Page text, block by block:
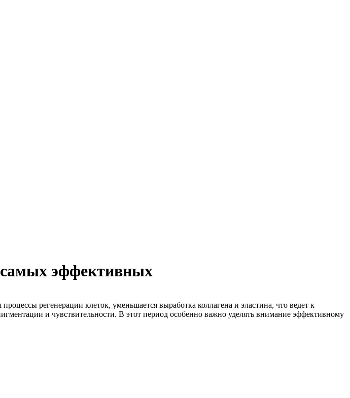
эффективных
регенерации клеток, уменьшается выработка коллагена и эластина, что ведет к
и чувствительности. В этот период особенно важно уделять внимание эффективному